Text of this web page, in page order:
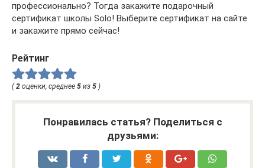
профессионально? Тогда закажите подарочный
сертификат школы Solo! Выберите сертификат на сайте
и закажите прямо сейчас!
Рейтинг
(2 оценки, среднее 5 из 5 )
Понравилась статья? Поделиться с
друзьями: